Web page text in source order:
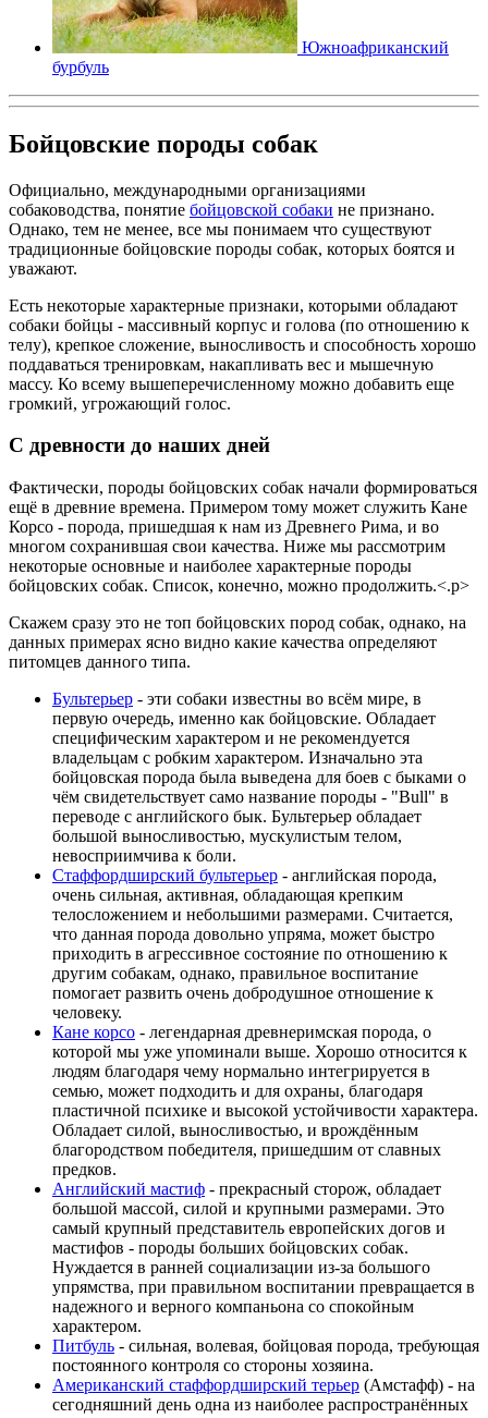
Южноафриканский
бурбуль
Бойцовские породы собак
Официально, международными организациями
собаководства, понятие бойцовской собаки не признано.
Однако, тем не менее, все мы понимаем что существуют
традиционные бойцовские породы собак, которых боятся и
уважают.
Есть некоторые характерные признаки, которыми обладают
собаки бойцы - массивный корпус и голова (по отношению к
телу), крепкое сложение, выносливость и способность хорошо
поддаваться тренировкам, накапливать вес и мышечную
массу. Ко всему вышеперечисленному можно добавить еще
громкий, угрожающий голос.
С древности до наших дней
Фактически, породы бойцовских собак начали формироваться
ещё в древние времена. Примером тому может служить Кане
Корсо - порода, пришедшая к нам из Древнего Рима, и во
многом сохранившая свои качества. Ниже мы рассмотрим
некоторые основные и наиболее характерные породы
бойцовских собак. Список, конечно, можно продолжить.<.p>
Скажем сразу это не топ бойцовских пород собак, однако, на
данных примерах ясно видно какие качества определяют
питомцев данного типа.
Бультерьер - эти собаки известны во всём мире, в
первую очередь, именно как бойцовские. Обладает
специфическим характером и не рекомендуется
владельцам с робким характером. Изначально эта
бойцовская порода была выведена для боев с быками о
чём свидетельствует само название породы - "Bull" в
переводе с английского бык. Бультерьер обладает
большой выносливостью, мускулистым телом,
невосприимчива к боли.
Стаффордширский бультерьер - английская порода,
очень сильная, активная, обладающая крепким
телосложением и небольшими размерами. Считается,
что данная порода довольно упряма, может быстро
приходить в агрессивное состояние по отношению к
другим собакам, однако, правильное воспитание
помогает развить очень добродушное отношение к
человеку.
Кане корсо - легендарная древнеримская порода, о
которой мы уже упоминали выше. Хорошо относится к
людям благодаря чему нормально интегрируется в
семью, может подходить и для охраны, благодаря
пластичной психике и высокой устойчивости характера.
Обладает силой, выносливостью, и врождённым
благородством победителя, пришедшим от славных
предков.
Английский мастиф - прекрасный сторож, обладает
большой массой, силой и крупными размерами. Это
самый крупный представитель европейских догов и
мастифов - породы больших бойцовских собак.
Нуждается в ранней социализации из-за большого
упрямства, при правильном воспитании превращается в
надежного и верного компаньона со спокойным
характером.
Питбуль - сильная, волевая, бойцовая порода, требующая
постоянного контроля со стороны хозяина.
Американский стаффордширский терьер (Амстафф) - на
сегодняшний день одна из наиболее распространённых